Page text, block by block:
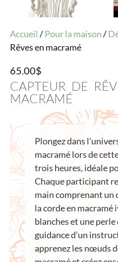
Accueil /Pour la maison/
Rêves en macramé
65.00$
CAPTEUR DE
MACRAMÉ
Plongez dans
macramé lors de
trois heures, idéale
Chaque participant
main comprenant un
la corde en macramé
blanches et une perle
guidance d’un
apprenez les nœuds